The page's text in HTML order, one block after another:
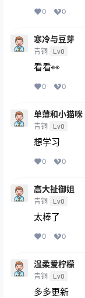
0 0
寒冷与豆芽
青铜 Lv0
看看👀
0 0
单薄和小猫咪
青铜 Lv0
想学习
0 0
高大扯御姐
青铜 Lv0
太棒了
0 0
温柔爱柠檬
青铜 Lv0
多多更新